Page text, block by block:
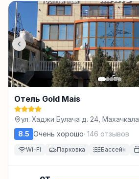
Отель Gold Mais
ул. Хаджи Булача д. 24, Махачкала
8.5 Очень хорошо· 146 отзывов
Wi-Fi Парковка Бассейн